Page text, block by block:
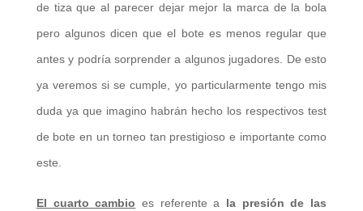
de tiza que al parecer dejar mejor la marca de la bola
pero algunos dicen que el bote es menos regular que
antes y podría sorprender a algunos jugadores. De esto
ya veremos si se cumple, yo particularmente tengo mis
duda ya que imagino habrán hecho los respectivos test
de bote en un torneo tan prestigioso e importante como
este.
El cuarto cambio es referente a la presión de las